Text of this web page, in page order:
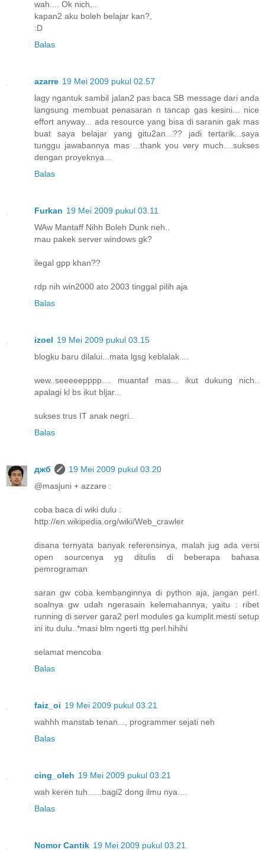
wah.... Ok nich,..
kapan2 aku boleh belajar kan?,
:D
Balas
azarre 19 Mei 2009 pukul 02.57
lagy ngantuk sambil jalan2 pas baca SB message dari anda
langsung membuat penasaran n tancap gas kesini... nice
effort anyway... ada resource yang bisa di saranin gak mas
buat saya belajar yang gitu2an...?? jadi tertarik...saya
tunggu jawabannya mas ...thank you very much....sukses
dengan proyeknya...
Balas
Furkan 19 Mei 2009 pukul 03.11
WAw Mantaff Nihh Boleh Dunk neh..
mau pakek server windows gk?
ilegal gpp khan??
rdp nih win2000 ato 2003 tinggal pilih aja
Balas
izoel 19 Mei 2009 pukul 03.15
blogku baru dilalui...mata lgsg keblalak....
wew..seeeeepppp.... muantaf mas... ikut dukung nich..
apalagi kl bs ikut bljar...
sukses trus IT anak negri..
Balas
джб
19 Mei 2009 pukul 03.20
@masjuni + azzare :
coba baca di wiki dulu :
http://en.wikipedia.org/wiki/Web_crawler
disana ternyata banyak referensinya, malah jug ada versi
open sourcenya yg ditulis di beberapa bahasa
pemrograman
saran gw coba kembanginnya di python aja, jangan perl.
soalnya gw udah ngerasain kelemahannya, yaitu : ribet
running di server gara2 perl modules ga kumplit.mesti setup
ini itu dulu..*masi blm ngerti ttg perl.hihihi
selamat mencoba
Balas
faiz_oi 19 Mei 2009 pukul 03.21
wahhh manstab tenan..., programmer sejati neh
Balas
cing_oleh 19 Mei 2009 pukul 03.21
wah keren tuh......bagi2 dong ilmu nya....
Balas
Nomor Cantik 19 Mei 2009 pukul 03.21